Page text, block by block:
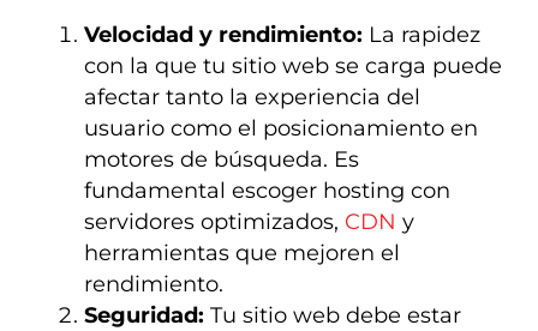
Velocidad y rendimiento: La rapidez
con la que tu sitio web se carga puede
afectar tanto la experiencia del
usuario como el posicionamiento en
motores de búsqueda. Es
fundamental escoger hosting con
servidores optimizados, CDN y
herramientas que mejoren el
rendimiento.
Seguridad: Tu sitio web debe estar